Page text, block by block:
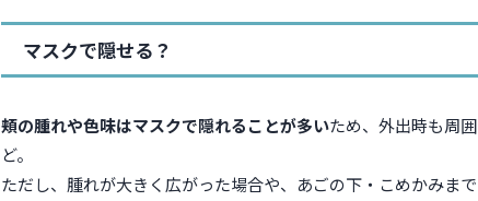
マスクで隠せる？
頬の腫れや色味はマスクで隠れることが多いため、外出時も周
ど。
ただし、腫れが大きく広がった場合や、あごの下・こめかみま